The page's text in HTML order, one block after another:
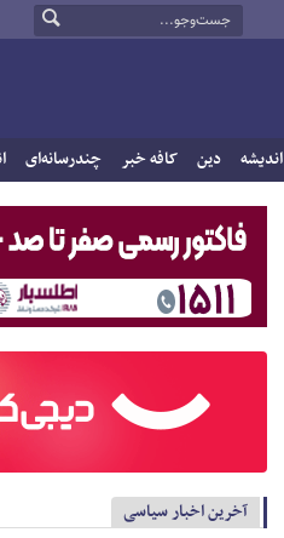
اندیشه دین کافه خبر چندرسانه‌ای
آخرین اخبار سیاسی